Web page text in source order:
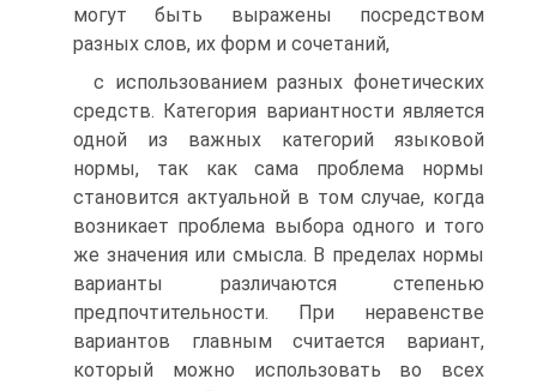
могут быть выражены посредством
разных слов, их форм и сочетаний,
с использованием разных фонетических
средств. Категория вариантности является
одной из важных категорий языковой
нормы, так как сама проблема нормы
становится актуальной в том случае, когда
возникает проблема выбора одного и того
же значения или смысла. В пределах нормы
варианты различаются степенью
предпочтительности. При неравенстве
вариантов главным считается вариант,
который можно использовать во всех